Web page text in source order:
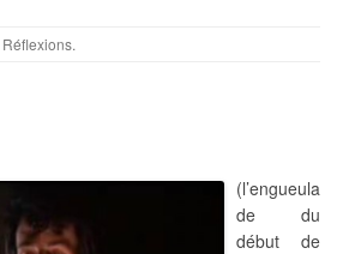
Réflexions.
(l’engueula
de du
début de